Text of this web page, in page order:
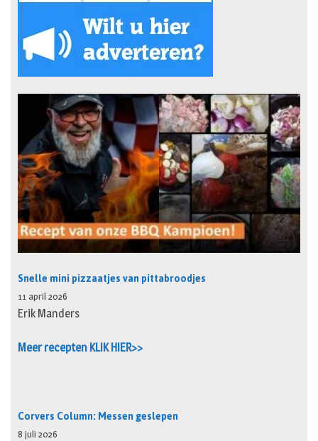
Snelle mini pizzaatjes van pittabroodjes
11 april 2026
Erik Manders
Meer recepten KLIK HIER>>
Corvers Column: Messen geslepen
8 juli 2026